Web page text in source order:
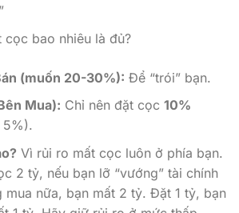
cọc bao nhiêu là đủ?
(muốn 20-30%): Để “trói” bạn.
Mua): Chỉ nên đặt cọc 10%
5%).
Vì rủi ro mất cọc luôn ở phía bạn.
2 tỷ, nếu bạn lỡ “vướng” tài chính
mua nữa, bạn mất 2 tỷ. Đặt 1 tỷ, bạn